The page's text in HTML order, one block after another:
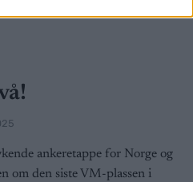
ankeretappe for Norge og
om den siste VM-plassen i